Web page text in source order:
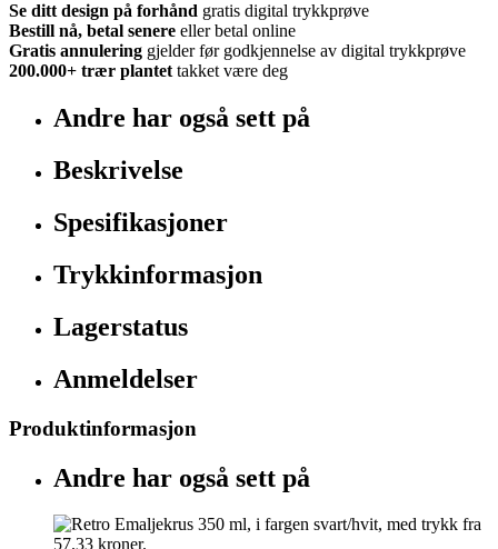
Se ditt design på forhånd gratis digital trykkprøve
Bestill nå, betal senere eller betal online
Gratis annulering gjelder før godkjennelse av digital trykkprøve
200.000+ trær plantet takket være deg
Andre har også sett på
Beskrivelse
Spesifikasjoner
Trykkinformasjon
Lagerstatus
Anmeldelser
Produktinformasjon
Andre har også sett på